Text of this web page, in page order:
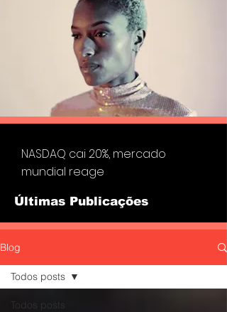
NASDAQ cai 20%, mercado
mundial reage
Últimas Publicações
Blog
Todos posts
Todos posts